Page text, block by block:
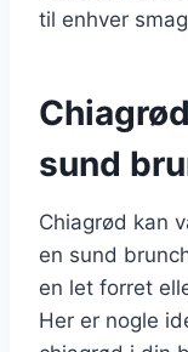
til enhver
sund
Chiagrød kan
en sund
en let forret
Her er nogle